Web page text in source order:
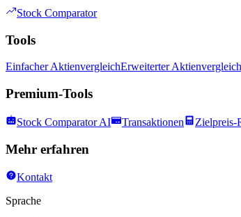
Stock Comparator
Tools
Einfacher AktienvergleichErweiterter Aktienvergleich
Premium-Tools
Stock Comparator AI Transaktionen Zielpreis-
Mehr erfahren
Kontakt
Sprache